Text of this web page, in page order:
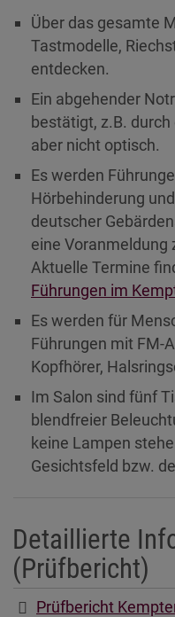
Diese Website nutzt Matomo
Seitenaufrufe als Statistik. Die
ausschließlich auf unseren
Übertragung an Dritte erfolgt
AnonymizeIP zur
werden kann.
YouTube / Vimeo
Wir nutzen YouTube im
bewirkt laut YouTube, dass
Besucher auf dieser Website
ansehen.
Eingebundene Inhalte
Optional sind externe Inhalte
eingebunden. Das können
oder auch Anwendungen
Über das gesamte
Tastmodelle,
entdecken.
Ein abgehender
bestätigt, z.B.
aber nicht optisch.
Es werden
Hörbehinderung
deutscher
eine Voranmeldung
Aktuelle Termine
Führungen im
Es werden für
Führungen mit FM-
Kopfhörer,
Im Salon sind fünf
blendfreier
keine Lampen
Gesichtsfeld bzw.
Detaillierte
(Prüfbericht)
Prüfbericht